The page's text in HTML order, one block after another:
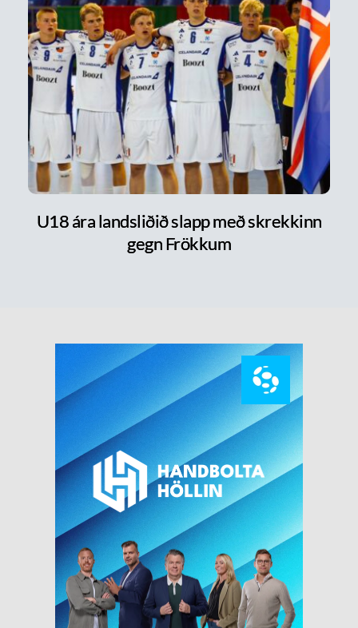
U18 ára landsliðið slapp með skrekkinn
gegn Frökkum